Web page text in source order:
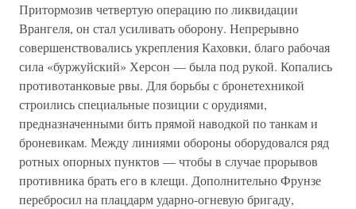
Притормозив четвертую операцию по ликвидации
Врангеля, он стал усиливать оборону. Непрерывно
совершенствовались укрепления Каховки, благо рабочая
сила «буржуйский» Херсон — была под рукой. Копались
противотанковые рвы. Для борьбы с бронетехникой
строились специальные позиции с орудиями,
предназначенными бить прямой наводкой по танкам и
броневикам. Между линиями обороны оборудовался ряд
ротных опорных пунктов — чтобы в случае прорывов
противника брать его в клещи. Дополнительно Фрунзе
перебросил на плацдарм ударно-огневую бригаду,